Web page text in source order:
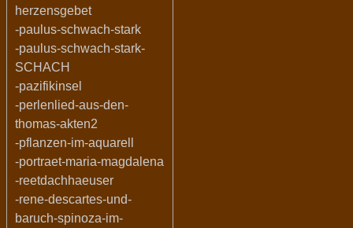
herzensgebet
-paulus-schwach-stark
-paulus-schwach-stark-
SCHACH
-pazifikinsel
-perlenlied-aus-den-
thomas-akten2
-pflanzen-im-aquarell
-portraet-maria-magdalena
-reetdachhaeuser
-rene-descartes-und-
baruch-spinoza-im-